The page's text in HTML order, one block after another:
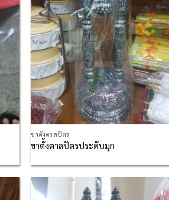
ขาตั้งตาลปัตร
ขาตั้งตาลปัตรประดับมุก